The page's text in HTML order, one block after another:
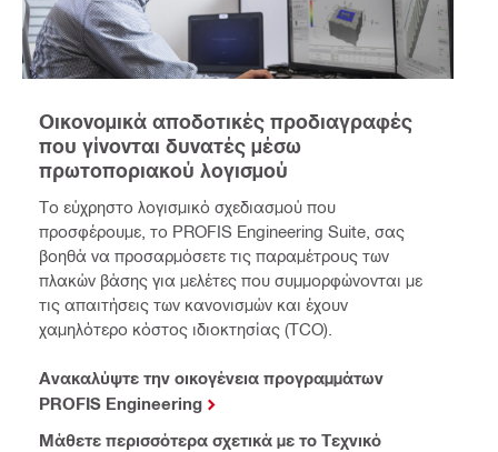
Οικονομικά αποδοτικές προδιαγραφές
που γίνονται δυνατές μέσω
πρωτοποριακού λογισμού
Το εύχρηστο λογισμικό σχεδιασμού που
προσφέρουμε, το PROFIS Engineering Suite, σας
βοηθά να προσαρμόσετε τις παραμέτρους των
πλακών βάσης για μελέτες που συμμορφώνονται με
τις απαιτήσεις των κανονισμών και έχουν
χαμηλότερο κόστος ιδιοκτησίας (TCO).
Ανακαλύψτε την οικογένεια προγραμμάτων
PROFIS Engineering
Μάθετε περισσότερα σχετικά με το Τεχνικό